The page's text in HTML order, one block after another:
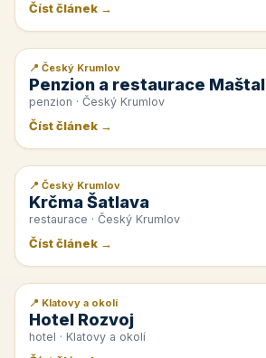
Číst článek →
📰 PR článek
📍 Český Krumlov
Penzion a restaurace Maštal
penzion · Český Krumlov
Číst článek →
📰 PR článek
📍 Český Krumlov
Krčma Šatlava
restaurace · Český Krumlov
Číst článek →
📰 PR článek
📍 Klatovy a okolí
Hotel Rozvoj
hotel · Klatovy a okolí